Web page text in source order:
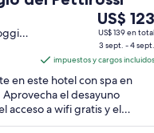
Del
3
sept
al
4
sept,
el
US$ 123
US$ 139 en total
3 sept. - 4 sept.
impuestos y cargos incluidos
en este hotel con spa en
Aprovecha el desayuno
acceso a wifi gratis y el
gratis. Estarás muy